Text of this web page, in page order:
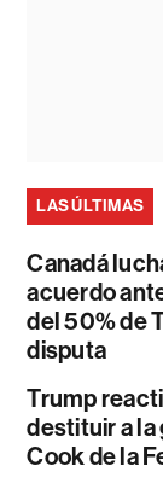
LAS ÚLTIMAS
Canadá
acuerdo
del 50% de
disputa
Trump
destituir a la
Cook de la